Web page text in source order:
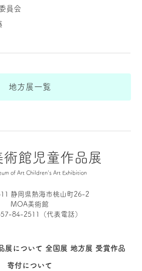
員会
地方展一覧
術館児童作品展
of Art Children's Art Exhibition
静岡県熱海市桃山町26-2
MOA美術館
84-2511（代表電話）
展について 全国展 地方展 受賞作品
寄付について